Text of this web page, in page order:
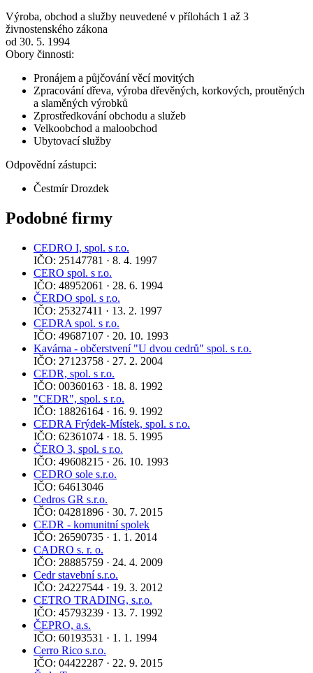
Výroba, obchod a služby neuvedené v přílohách 1 až 3
živnostenského zákona
od 30. 5. 1994
Obory činnosti:
Pronájem a půjčování věcí movitých
Zpracování dřeva, výroba dřevěných, korkových, proutěných
a slaměných výrobků
Zprostředkování obchodu a služeb
Velkoobchod a maloobchod
Ubytovací služby
Odpovědní zástupci:
Čestmír Drozdek
Podobné firmy
CEDRO I, spol. s r.o.
IČO: 25147781 · 8. 4. 1997
CERO spol. s r.o.
IČO: 48952061 · 28. 6. 1994
ČERDO spol. s r.o.
IČO: 25327411 · 13. 2. 1997
CEDRA spol. s r.o.
IČO: 49687107 · 20. 10. 1993
Kavárna - občerstvení "U dvou cedrů" spol. s r.o.
IČO: 27123758 · 27. 2. 2004
CEDR, spol. s r.o.
IČO: 00360163 · 18. 8. 1992
"CEDR", spol. s r.o.
IČO: 18826164 · 16. 9. 1992
CEDRA Frýdek-Místek, spol. s r.o.
IČO: 62361074 · 18. 5. 1995
ČERO 3, spol. s r.o.
IČO: 49608215 · 26. 10. 1993
CEDRO sole s.r.o.
IČO: 64613046
Cedros GR s.r.o.
IČO: 04281896 · 30. 7. 2015
CEDR - komunitní spolek
IČO: 26590735 · 1. 1. 2014
CADRO s. r. o.
IČO: 28885759 · 24. 4. 2009
Cedr stavební s.r.o.
IČO: 24227544 · 19. 3. 2012
CETRO TRADING, s.r.o.
IČO: 45793239 · 13. 7. 1992
ČEPRO, a.s.
IČO: 60193531 · 1. 1. 1994
Cerro Rico s.r.o.
IČO: 04422287 · 22. 9. 2015